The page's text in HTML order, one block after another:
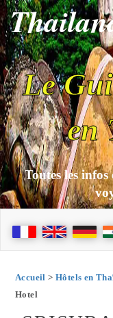
Le
en
Toutes les
Accueil > Hôtels en
Hotel